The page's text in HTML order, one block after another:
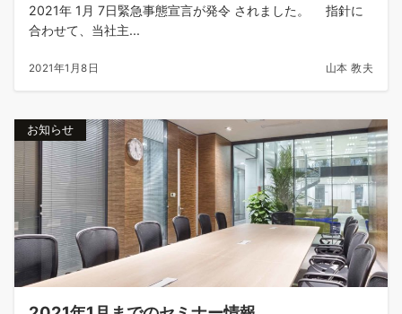
2021年 1月 7日緊急事態宣言が発令 されました。 指針に
合わせて、当社主...
2021年1月8日 山本 教夫
お知らせ